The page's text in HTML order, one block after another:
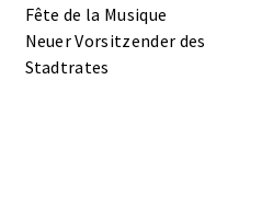
Fête de la Musique
Neuer Vorsitzender des
Stadtrates